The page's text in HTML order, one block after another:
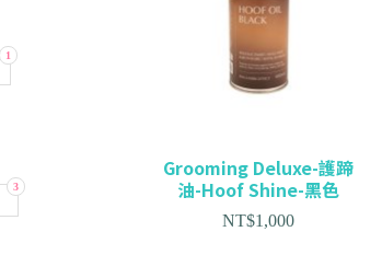
1
3
Grooming Deluxe-護蹄
油-Hoof Shine-黑色
NT$1,000